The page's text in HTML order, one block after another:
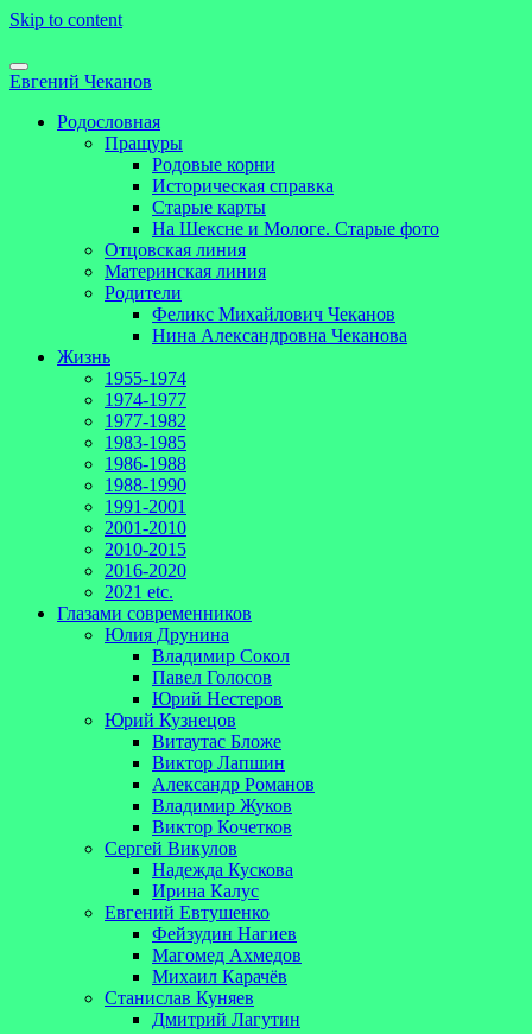
Skip to content
Евгений Чеканов
Родословная
Пращуры
Родовые корни
Историческая справка
Старые карты
На Шексне и Мологе. Старые фото
Отцовская линия
Материнская линия
Родители
Феликс Михайлович Чеканов
Нина Александровна Чеканова
Жизнь
1955-1974
1974-1977
1977-1982
1983-1985
1986-1988
1988-1990
1991-2001
2001-2010
2010-2015
2016-2020
2021 etc.
Глазами современников
Юлия Друнина
Владимир Сокол
Павел Голосов
Юрий Нестеров
Юрий Кузнецов
Витаутас Бложе
Виктор Лапшин
Александр Романов
Владимир Жуков
Виктор Кочетков
Сергей Викулов
Надежда Кускова
Ирина Калус
Евгений Евтушенко
Фейзудин Нагиев
Магомед Ахмедов
Михаил Карачёв
Станислав Куняев
Дмитрий Лагутин